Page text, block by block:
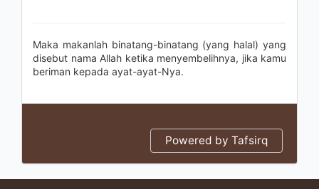
Maka makanlah binatang-binatang (yang halal) yang
disebut nama Allah ketika menyembelihnya, jika kamu
beriman kepada ayat-ayat-Nya.
Powered by Tafsirq